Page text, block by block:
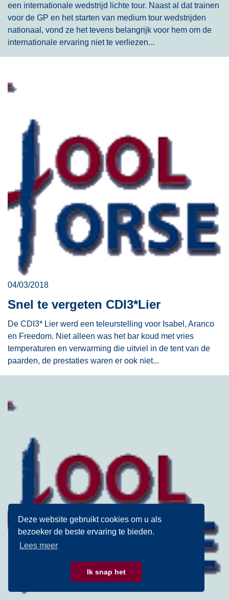
Deze website gebruikt cookies om u als
bezoeker de beste ervaring te bieden.
Lees meer
Ik snap het
een internationale wedstrijd lichte tour. Naast al dat trainen
voor de GP en het starten van medium tour wedstrijden
nationaal, vond ze het tevens belangrijk voor hem om de
internationale ervaring niet te verliezen...
04/03/2018
Snel te vergeten CDI3*Lier
De CDI3* Lier werd een teleurstelling voor Isabel, Aranco
en Freedom. Niet alleen was het bar koud met vries
temperaturen en verwarming die uitviel in de tent van de
paarden, de prestaties waren er ook niet...